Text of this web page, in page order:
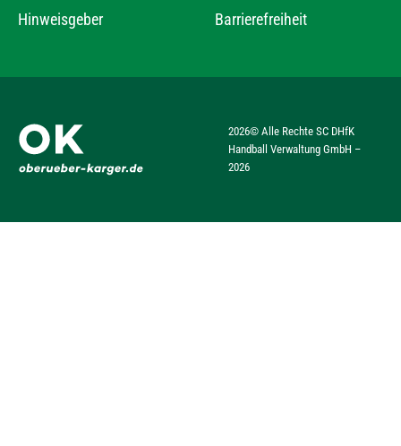
Hinweisgeber Barrierefreiheit
2026© Alle Rechte SC DHfK
Handball Verwaltung GmbH –
2026